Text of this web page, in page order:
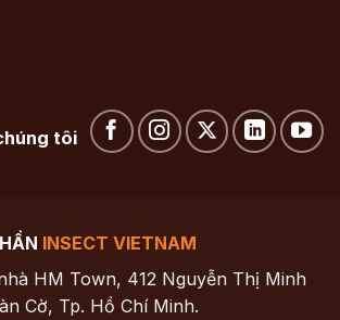
tôi
INSECT VIETNAM
HM Town, 412 Nguyễn Thị Minh
Cờ, Tp. Hồ Chí Minh.